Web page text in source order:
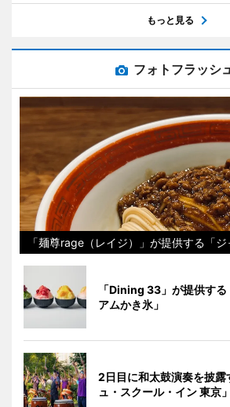
もっと見る
フォトフラッシ
「麺尊rage（レイジ）」が提供する「ジ
「Dining 33」が提供す
アムかき氷」
2日目に和太鼓演奏を披
ュ・スクール・イン 東京